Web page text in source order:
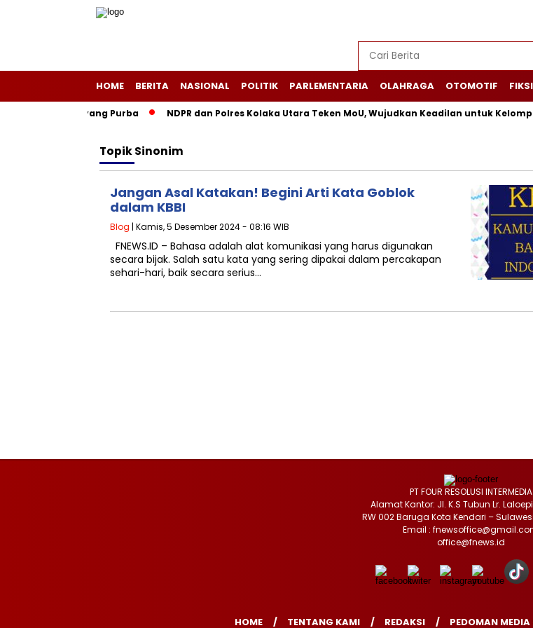
HOME BERITA NASIONAL POLITIK PARLEMENTARIA OLAHRAGA OTOMOTIF
Layang-Layang Purba NDPR dan Polres Kolaka Utara Teken MoU, Wujudkan Keadilan untuk
TopikSinonim
Jangan Asal Katakan! Begini Arti Kata Goblok
dalam KBBI
Blog | Kamis, 5 Desember 2024 - 08:16 WIB
FNEWS.ID – Bahasa adalah alat komunikasi yang harus digunakan
secara bijak. Salah satu kata yang sering dipakai dalam percakapan
sehari-hari, baik secara serius…
PT FOUR RESOLUSI INTERMEDIA
Alamat Kantor: Jl. K.S Tubun Lr.
RW 002 Baruga Kota Kendari –
Email :
office@fnews.id
HOME TENTANG KAMI REDAKSI PEDOMAN MEDIA